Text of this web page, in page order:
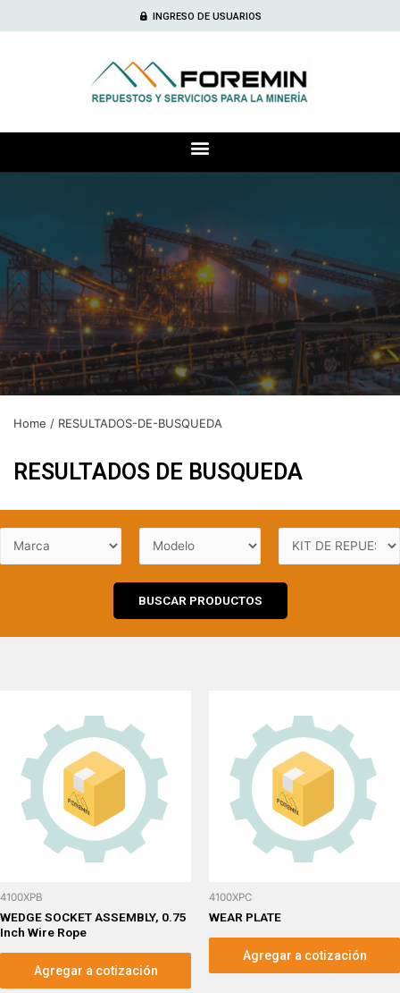
INGRESO DE USUARIOS
Home / RESULTADOS-DE-BUSQUEDA
RESULTADOS DE BUSQUEDA
BUSCAR PRODUCTOS
4100XPB
WEDGE SOCKET ASSEMBLY, 0.75
Inch Wire Rope
Agregar a cotización
4100XPC
WEAR PLATE
Agregar a cotización